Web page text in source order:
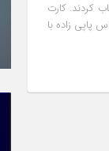
کردند. کارت
احمد نادری با ۱۲۹ رأی رضا جباری با ۱۲۶ رأی عباس پاپی زاده با